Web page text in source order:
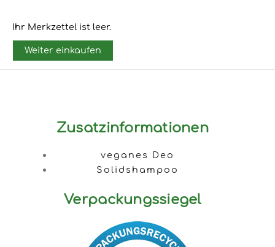
Ihr Merkzettel ist leer.
Weiter einkaufen
Zusatzinformationen
veganes Deo
Solidshampoo
Verpackungssiegel